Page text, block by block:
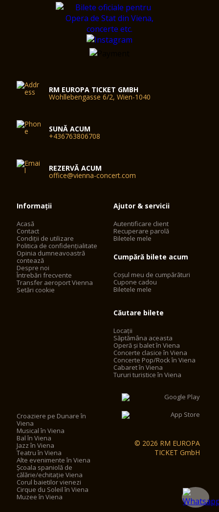
RM EUROPA TICKET GMBH
Wohllebengasse 6/2, Wien-1040
SUNĂ ACUM
+436763806708
REZERVĂ ACUM
office@vienna-concert.com
Informații
Acasă
Contact
Condiții de utilizare
Politica de confidențialitate
Opinia dumneavoastră
contează
Despre noi
Întrebări frecvente
Transfer aeroport Vienna
Setări cookie
Ajutor & servicii
Autentificare client
Recuperare parolă
Biletele mele
Cumpără bilete acum
Coșul meu de cumpărături
Cupone cadou
Biletele mele
Căutare bilete
Locații
Săptămâna aceasta
Operă și balet în Viena
Concerte clasice în Viena
Concerte Pop/Rock în Viena
Cabaret în Viena
Tururi turistice în Viena
Croaziere pe Dunare în
Viena
Musical în Viena
Bal în Viena
Jazz în Viena
Teatru în Viena
Alte evenimente în Viena
Școala spaniolă de
călărie/echitație Viena
Corul baietilor vienezi
Cirque du Soleil în Viena
Muzee în Viena
© 2026 RM EUROPA
TICKET GmbH